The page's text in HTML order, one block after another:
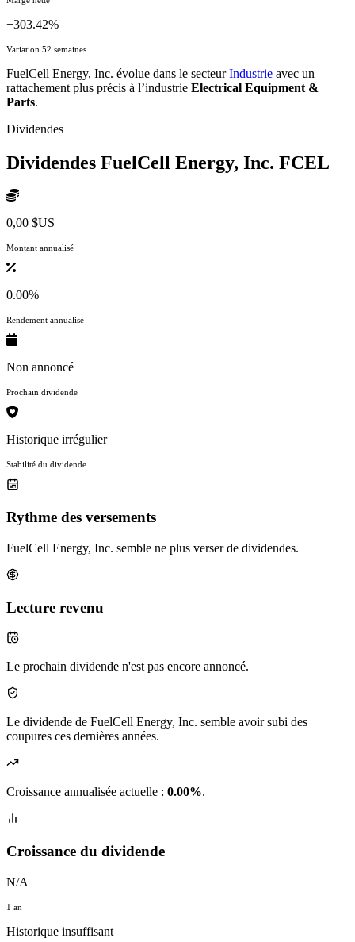
+303.42%
Variation 52 semaines
FuelCell Energy, Inc. évolue dans le secteurIndustrie avec un
rattachement plus précis à l’industrie Electrical Equipment &
Parts.
Dividendes
Dividendes FuelCell Energy, Inc. FCEL
0,00 $US
Montant annualisé
0.00%
Rendement annualisé
Non annoncé
Prochain dividende
Historique irrégulier
Stabilité du dividende
Rythme des versements
FuelCell Energy, Inc. semble ne plus verser de dividendes.
Lecture revenu
Le prochain dividende n'est pas encore annoncé.
Le dividende de FuelCell Energy, Inc. semble avoir subi des
coupures ces dernières années.
Croissance annualisée actuelle : 0.00%.
Croissance du dividende
N/A
1 an
Historique insuffisant